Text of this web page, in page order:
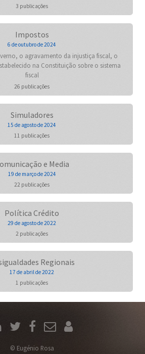
3 publicações
Impostos
6 de outubro de 2024
o agravamento da injustiça fiscal, o
na Constituição sobre o sistema
fiscal
26 publicações
Simuladores
15 de agosto de 2024
11 publicações
e Media
19 de março de 2024
22 publicações
Política Crédito
29 de agosto de 2022
2 publicações
Regionais
17 de abril de 2022
1 publicações
© Eugénio Rosa